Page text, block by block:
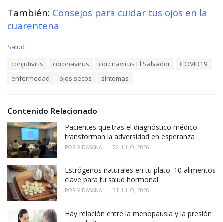
También: Consejos para cuidar tus ojos en la
cuarentena
C
i
s
Salud
conjutivitis coronavirus coronavirus El Salvador
COVID19
enfermedad
ojos secos síntomas
Contenido Relacionado
Pacientes que tras el diagnóstico médico
transforman la adversidad en esperanza
POR VIDASANA 22 JULIO, 2026
Estrógenos naturales en tu plato: 10 alimentos
clave para tu salud hormonal
POR VIDASANA 31 JULIO, 2026
Hay relación entre la menopausia y la presión